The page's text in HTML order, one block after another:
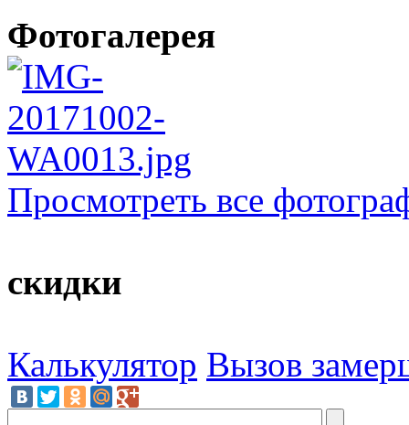
Фотогалерея
Просмотреть все
скидки
Калькулятор Вызов